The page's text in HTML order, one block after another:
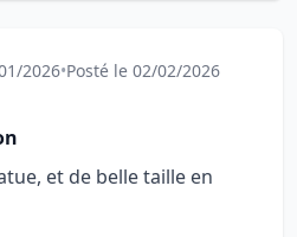
2026•Posté le 02/02/2026
et de belle taille en